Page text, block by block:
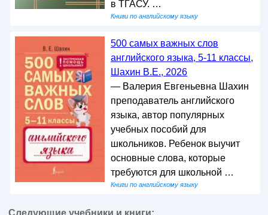
в ТГАСУ. …
Книги по английскому языку
500 самых важных слов
английского языка, 5-11 классы,
Шахин В.Е., 2026
— Валерия Евгеньевна Шахин
преподаватель английского
языка, автор популярных
учебных пособий для
школьников. Ребенок выучит
основные слова, которые
требуются для школьной …
Книги по английскому языку
Следующие учебники и книги: